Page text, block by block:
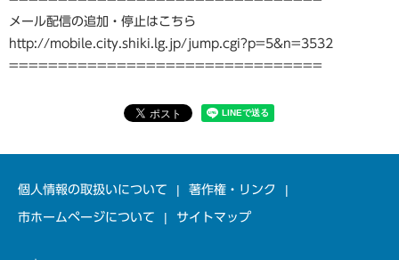
メール配信の追加・停止はこちら
http://mobile.city.shiki.lg.jp/jump.cgi?p=5&n=3532
================================
個人情報の取扱いについて 著作権・リンク
市ホームページについて サイトマップ